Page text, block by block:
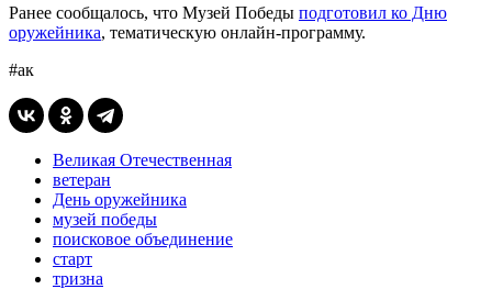
Ранее сообщалось, что Музей Победы подготовил ко Дню
оружейника, тематическую онлайн-программу.
#ак
Великая Отечественная
ветеран
День оружейника
музей победы
поисковое объединение
старт
тризна